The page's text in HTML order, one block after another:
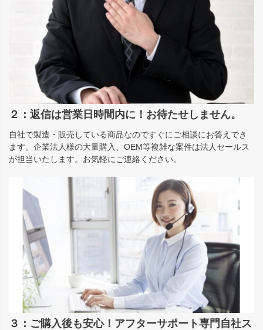
２：返信は営業日時間内に！お待たせしません。
自社で製造・販売している商品なのですぐにご相談にお答えでき
ます。企業法人様の大量購入、OEM等複雑な案件は法人セールス
が担当いたします。お気軽にご連絡ください。
３：ご購入後も安心！アフターサポート専門自社ス